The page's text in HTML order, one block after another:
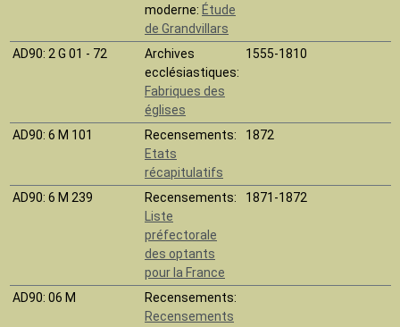
moderne: Étude
de Grandvillars
AD90: 2 G 01 - 72
Archives
ecclésiastiques:
Fabriques des
églises
1555-1810
AD90: 6 M 101
Recensements:
Etats
récapitulatifs
1872
AD90: 6 M 239
Recensements:
Liste
préfectorale
des optants
pour la France
1871-1872
AD90: 06 M
Recensements:
Recensements